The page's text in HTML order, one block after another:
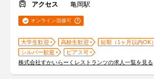
アクセス
亀岡駅
オンライン面接可
大学生歓迎 高校生歓迎
短期（1ヶ月以内OK）
シルバー歓迎
ピアス可
株式会社すかいらーくレストランツの求人一覧を見る